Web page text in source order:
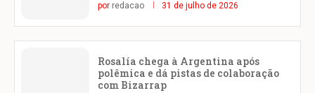
por redacao 31 de julho de 2026
Rosalía chega à Argentina após
polêmica e dá pistas de colaboração
com Bizarrap